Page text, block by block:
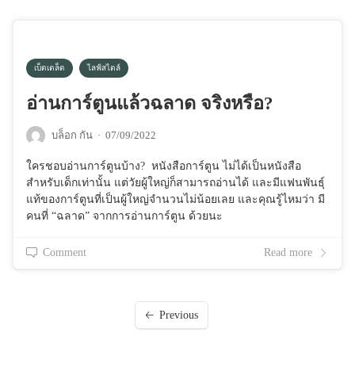
เบ็ดเตล็ด ไลฟ์สไตล์
อ่านการ์ตูนแล้วฉลาด จริงหรือ?
บล็อก กัน · 07/09/2022
ใครชอบอ่านการ์ตูนบ้าง? หนังสือการ์ตูน ไม่ได้เป็นหนังสือ
สำหรับเด็กเท่านั้น แต่วัยผู้ใหญ่ก็สามารถอ่านได้ และมีแฟนพันธุ์
แท้ของการ์ตูนที่เป็นผู้ใหญ่จำนวนไม่น้อยเลย และคุณรู้ไหมว่า มี
คนที่ “ฉลาด” จากการอ่านการ์ตูน ด้วยนะ
Comment Read more
Previous